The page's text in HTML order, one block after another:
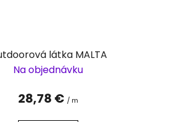
látka MALTA
Na objednávku
28,78 € / m